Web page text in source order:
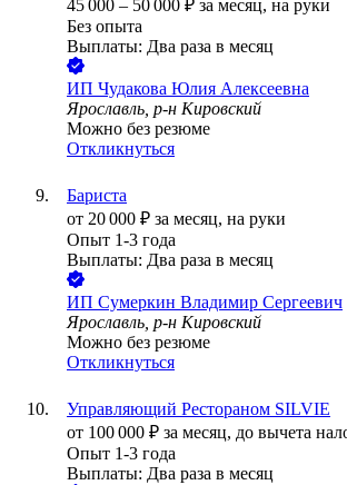
45 000 – 50 000 ₽ за месяц, на руки
Без опыта
Выплаты: Два раза в месяц
ИП Чудакова Юлия Алексеевна
Ярославль, р-н Кировский
Можно без резюме
Откликнуться
Бариста
от 20 000 ₽ за месяц, на руки
Опыт 1-3 года
Выплаты: Два раза в месяц
ИП Сумеркин Владимир Сергеевич
Ярославль, р-н Кировский
Можно без резюме
Откликнуться
Управляющий Рестораном SILVIE
от 100 000 ₽ за месяц, до вычета
Опыт 1-3 года
Выплаты: Два раза в месяц